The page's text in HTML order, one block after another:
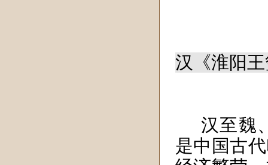
汉《淮阳王
汉至魏
是中国古